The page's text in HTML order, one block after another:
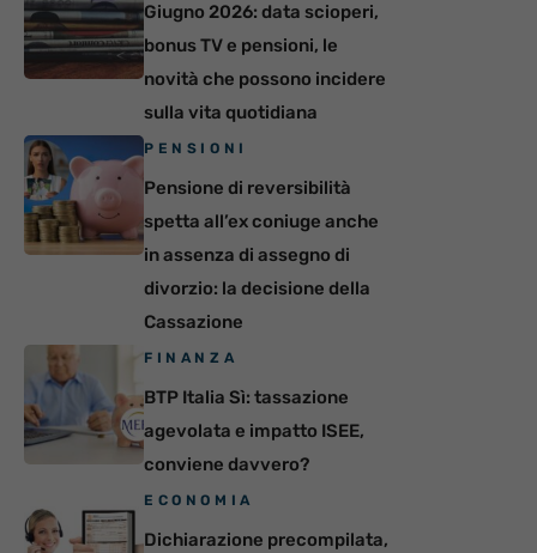
Giugno 2026: data scioperi,
bonus TV e pensioni, le
novità che possono incidere
sulla vita quotidiana
PENSIONI
Pensione di reversibilità
spetta all’ex coniuge anche
in assenza di assegno di
divorzio: la decisione della
Cassazione
FINANZA
BTP Italia Sì: tassazione
agevolata e impatto ISEE,
conviene davvero?
ECONOMIA
Dichiarazione precompilata,